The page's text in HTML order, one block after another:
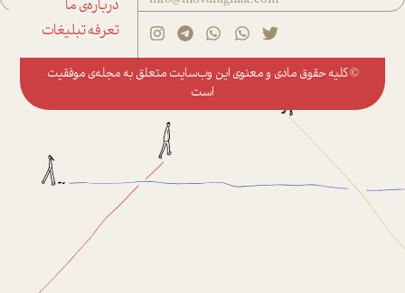
درباره‌ی ما
تعرفه تبلیغات
© کلیه حقوق مادی و معنوی این وب‌سایت متعلق به مجله‌ی موفقیت
است